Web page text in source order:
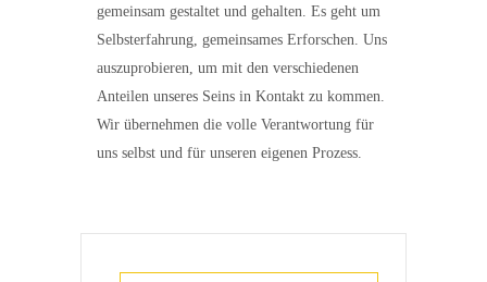
gemeinsam gestaltet und gehalten. Es geht um
Selbsterfahrung, gemeinsames Erforschen. Uns
auszuprobieren, um mit den verschiedenen
Anteilen unseres Seins in Kontakt zu kommen.
Wir übernehmen die volle Verantwortung für
uns selbst und für unseren eigenen Prozess.